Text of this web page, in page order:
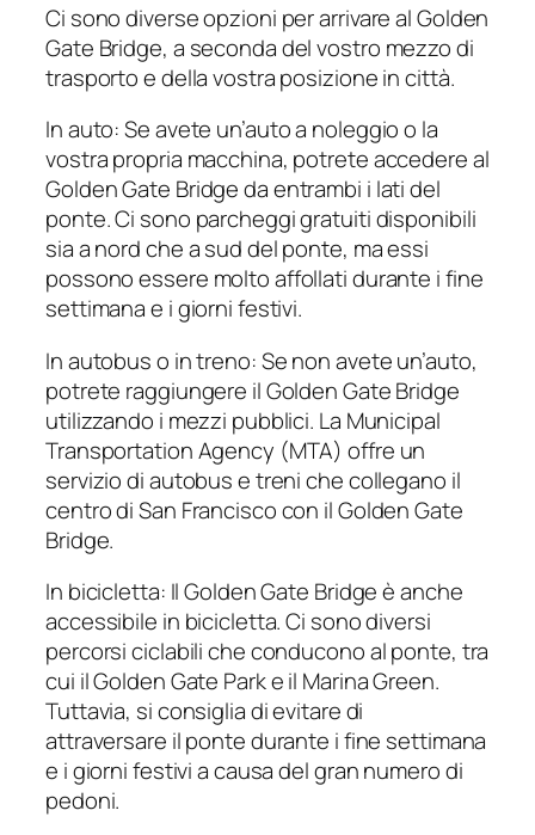
Ci sono diverse opzioni per arrivare al Golden
Gate Bridge, a seconda del vostro mezzo di
trasporto e della vostra posizione in città.
In auto: Se avete un’auto a noleggio o la
vostra propria macchina, potrete accedere al
Golden Gate Bridge da entrambi i lati del
ponte. Ci sono parcheggi gratuiti disponibili
sia a nord che a sud del ponte, ma essi
possono essere molto affollati durante i fine
settimana e i giorni festivi.
In autobus o in treno: Se non avete un’auto,
potrete raggiungere il Golden Gate Bridge
utilizzando i mezzi pubblici. La Municipal
Transportation Agency (MTA) offre un
servizio di autobus e treni che collegano il
centro di San Francisco con il Golden Gate
Bridge.
In bicicletta: Il Golden Gate Bridge è anche
accessibile in bicicletta. Ci sono diversi
percorsi ciclabili che conducono al ponte, tra
cui il Golden Gate Park e il Marina Green.
Tuttavia, si consiglia di evitare di
attraversare il ponte durante i fine settimana
e i giorni festivi a causa del gran numero di
pedoni.